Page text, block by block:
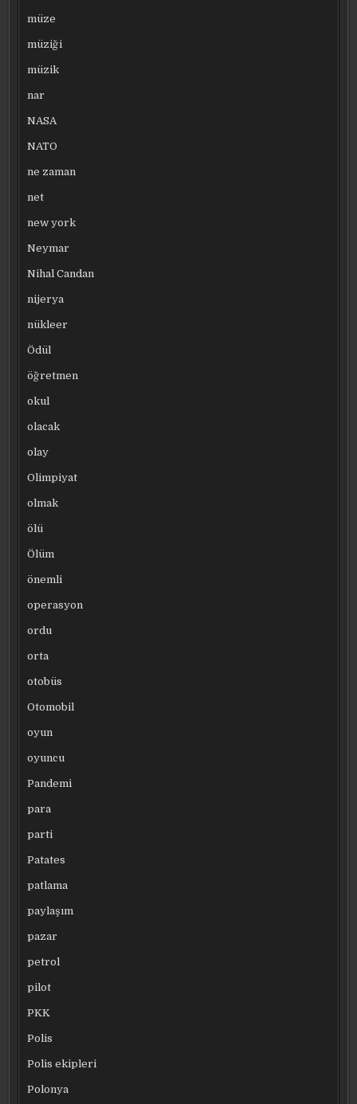
müze
müziği
müzik
nar
NASA
NATO
ne zaman
net
new york
Neymar
Nihal Candan
nijerya
nükleer
Ödül
öğretmen
okul
olacak
olay
Olimpiyat
olmak
ölü
Ölüm
önemli
operasyon
ordu
orta
otobüs
Otomobil
oyun
oyuncu
Pandemi
para
parti
Patates
patlama
paylaşım
pazar
petrol
pilot
PKK
Polis
Polis ekipleri
Polonya